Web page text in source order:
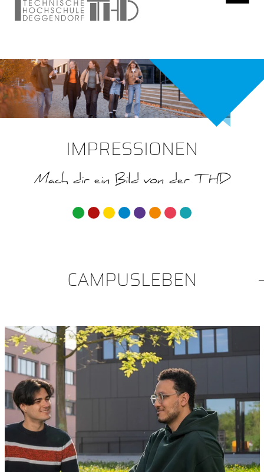
IMPRESSIONEN
Mach dir ein Bild von der THD
CAMPUSLEBEN